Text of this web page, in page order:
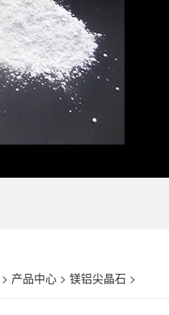
> 产品中心 > 镁铝尖晶石 >